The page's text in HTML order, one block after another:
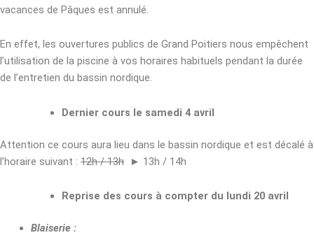
vacances de Pâques est annulé.
En effet, les ouvertures publics de Grand Poitiers nous empêchent
l’utilisation de la piscine à vos horaires habituels pendant la durée
de l’entretien du bassin nordique.
Dernier cours le samedi 4 avril
Attention ce cours aura lieu dans le bassin nordique et est décalé à
l’horaire suivant : 12h / 13h ► 13h / 14h
Reprise des cours à compter du lundi 20 avril
Blaiserie :